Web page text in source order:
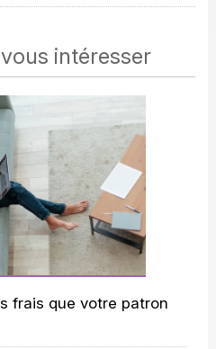
intéresser
frais que votre patron